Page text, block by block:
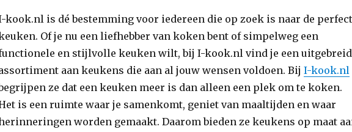
kook.nl is dé bestemming voor iedereen die op zoek is naar de
Of je nu een liefhebber van koken bent of simpelweg een
en stijlvolle keuken wilt, bij I-kook.nl vind je een uitgebreid
aan keukens die aan al jouw wensen voldoen. Bij I-kook.nl
ze dat een keuken meer is dan alleen een plek om te koken.
is een ruimte waar je samenkomt, geniet van maaltijden en waar
worden gemaakt. Daarom bieden ze keukens op maat